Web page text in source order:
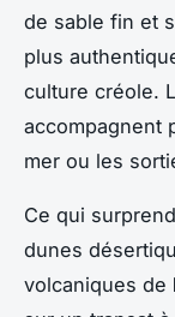
de sable fin et
plus
culture créole.
accompagnent
mer ou les
Ce qui
dunes
volcaniques de